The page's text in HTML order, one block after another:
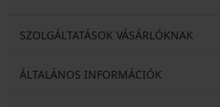
SZOLGÁLTATÁSOK VÁSÁRLÓKNAK
ÁLTALÁNOS INFORMÁCIÓK